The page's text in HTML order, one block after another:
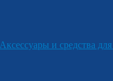
Аксессуары и средства